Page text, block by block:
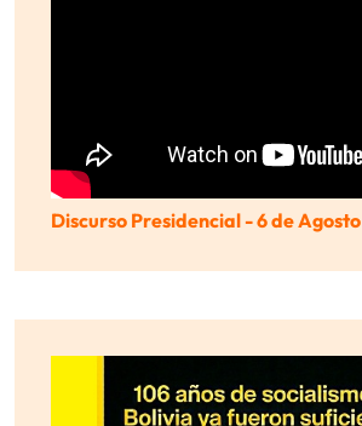
Discurso Presidencial - 6 de Agosto